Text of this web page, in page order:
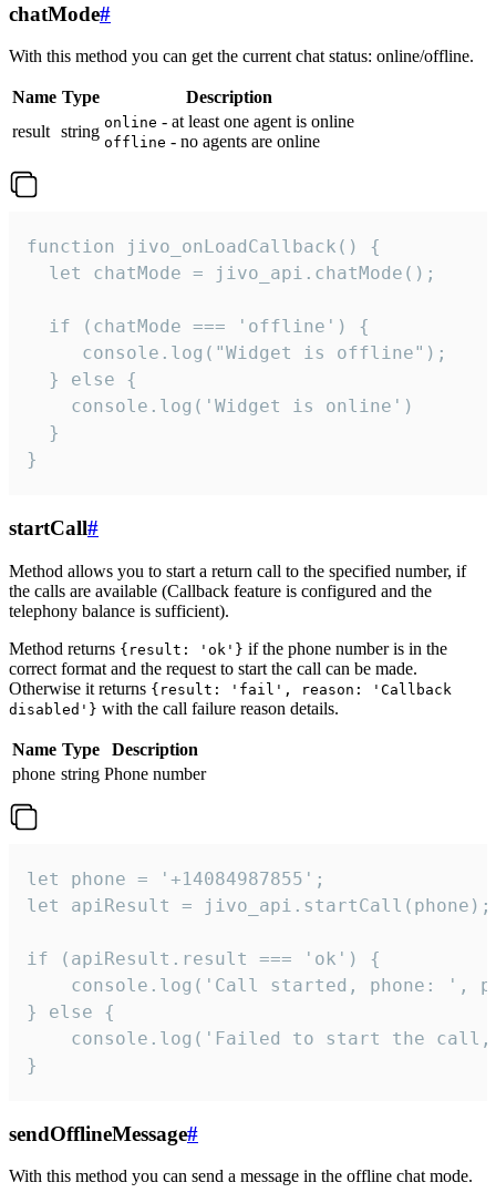
chatMode#
With this method you can get the current chat status: online/offline.
Name Type
Description
result string online - at least one agent is online
offline - no agents are online
function jivo_onLoadCallback() {
  let chatMode = jivo_api.chatMode();
  if (chatMode === 'offline') {
     console.log("Widget is offline");
  } else {
    console.log('Widget is online')
  }
}
startCall#
Method allows you to start a return call to the specified number, if
the calls are available (Callback feature is configured and the
telephony balance is sufficient).
Method returns {result: 'ok'} if the phone number is in the
correct format and the request to start the call can be made.
Otherwise it returns {result: 'fail', reason: 'Callback
disabled'} with the call failure reason details.
Name Type
Description
phone string Phone number
let phone = '+14084987855';
let apiResult = jivo_api.startCall(phone);
if (apiResult.result === 'ok') {
console.log('Call started, phone: ',
} else {
console.log('Failed to start the
}
sendOfflineMessage#
With this method you can send a message in the offline chat mode.